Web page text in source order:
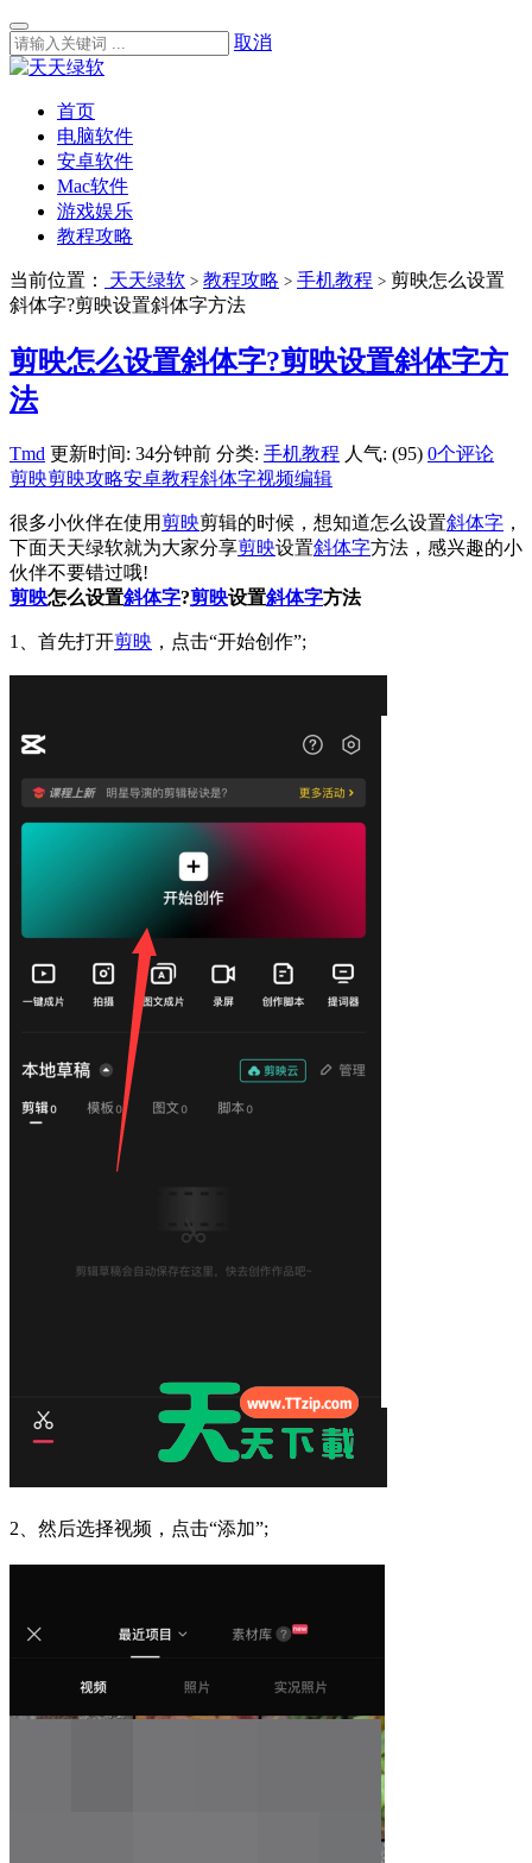
取消
首页
电脑软件
安卓软件
Mac软件
游戏娱乐
教程攻略
当前位置： 天天绿软 > 教程攻略 > 手机教程 > 剪映怎么设置
斜体字?剪映设置斜体字方法
剪映怎么设置斜体字?剪映设置斜体字方
法
Tmd 更新时间: 34分钟前 分类: 手机教程 人气: (95) 0个评论
剪映剪映攻略安卓教程斜体字视频编辑
很多小伙伴在使用 剪映剪辑的时候，想知道怎么设置斜体字 ，
下面天天绿软就为大家分享剪映设置斜体字方法，感兴趣的小
伙伴不要错过哦!
剪映怎么设置斜体字?剪映设置斜体字方法
1、首先打开剪映 ，点击“开始创作”;
2、然后选择视频，点击“添加”;